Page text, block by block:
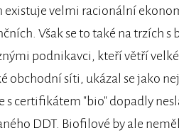
velmi racionální
Však se to také na trzích
podnikavci, kteří větří
obchodní síti, ukázal se jako
s certifikátem "bio" dopadly
DDT. Biofilové by ale